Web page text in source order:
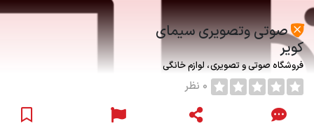
صوتی وتصویری سیمای
کویر
فروشگاه صوتی و تصویری لوازم خانگی
0 نظر